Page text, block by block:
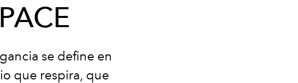
se define en
que respira, que